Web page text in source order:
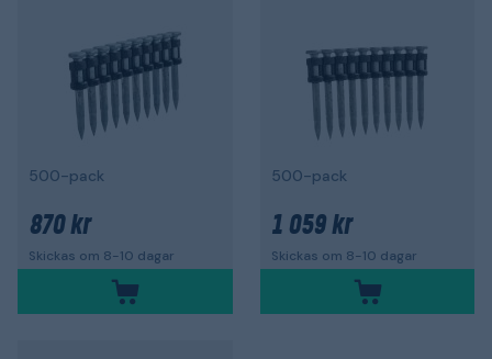
500-pack
870 kr
Skickas om 8-10 dagar
500-pack
1 059 kr
Skickas om 8-10 dagar